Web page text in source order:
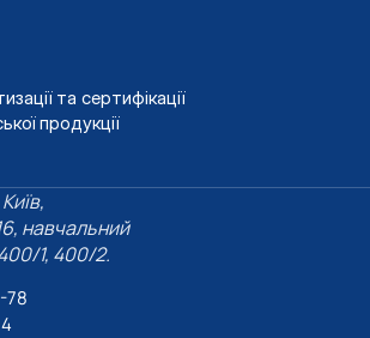
та сертифікації
продукції
навчальний
1, 400/2.
78